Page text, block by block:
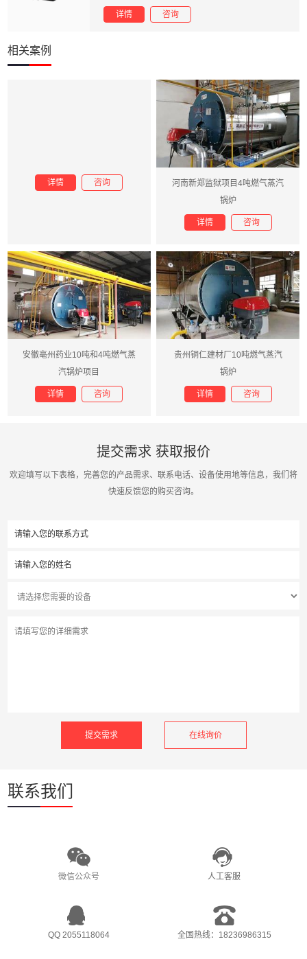
详情 咨询
相关案例
详情 咨询
河南新郑监狱项目4吨燃气蒸汽
锅炉
详情 咨询
安徽亳州药业10吨和4吨燃气蒸
汽锅炉项目
详情 咨询
贵州铜仁建材厂10吨燃气蒸汽
锅炉
详情 咨询
提交需求 获取报价
欢迎填写以下表格，完善您的产品需求、联系电话、设备使用地等信息，我们将
快速反馈您的购买咨询。
在线询价
联系我们
微信公众号 人工客服
QQ 2055118064 全国热线：18236986315